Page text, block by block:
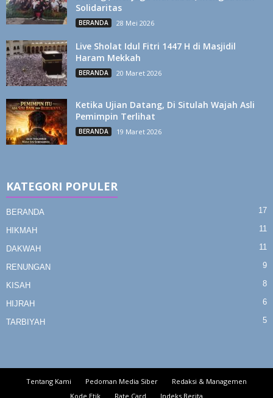
Solidaritas
BERANDA 28 Mei 2026
Live Sholat Idul Fitri 1447 H di Masjidil
Haram Mekkah
BERANDA 20 Maret 2026
Ketika Ujian Datang, Di Situlah Wajah Asli
Pemimpin Terlihat
BERANDA 19 Maret 2026
KATEGORI POPULER
BERANDA 17
HIKMAH 11
DAKWAH 11
RENUNGAN 9
KISAH 8
HIJRAH 6
TARBIYAH 5
Tentang Kami Pedoman Media Siber
Redaksi & Managemen
Kode Etik
Rate Card Indeks Berita